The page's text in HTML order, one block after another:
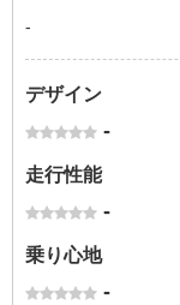
-
デザイン
-
走行性能
-
乗り心地
-